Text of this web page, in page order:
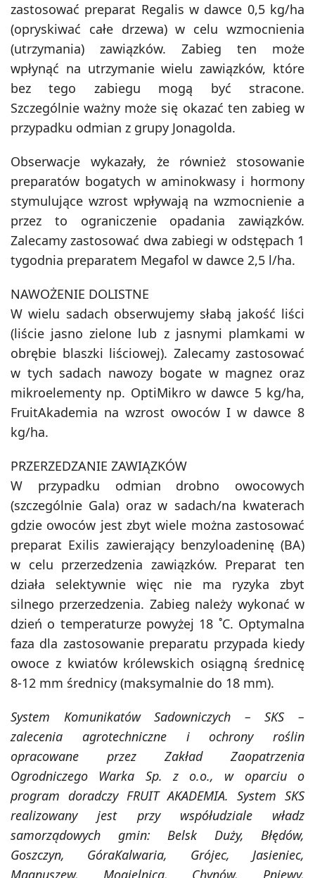
zastosować preparat Regalis w dawce 0,5 kg/ha
(opryskiwać całe drzewa) w celu wzmocnienia
(utrzymania) zawiązków. Zabieg ten może
wpłynąć na utrzymanie wielu zawiązków, które
bez tego zabiegu mogą być stracone.
Szczególnie ważny może się okazać ten zabieg w
przypadku odmian z grupy Jonagolda.
Obserwacje wykazały, że również stosowanie
preparatów bogatych w aminokwasy i hormony
stymulujące wzrost wpływają na wzmocnienie a
przez to ograniczenie opadania zawiązków.
Zalecamy zastosować dwa zabiegi w odstępach 1
tygodnia preparatem Megafol w dawce 2,5 l/ha.
NAWOŻENIE DOLISTNE
W wielu sadach obserwujemy słabą jakość liści
(liście jasno zielone lub z jasnymi plamkami w
obrębie blaszki liściowej). Zalecamy zastosować
w tych sadach nawozy bogate w magnez oraz
mikroelementy np. OptiMikro w dawce 5 kg/ha,
FruitAkademia na wzrost owoców I w dawce 8
kg/ha.
PRZERZEDZANIE ZAWIĄZKÓW
W przypadku odmian drobno owocowych
(szczególnie Gala) oraz w sadach/na kwaterach
gdzie owoców jest zbyt wiele można zastosować
preparat Exilis zawierający benzyloadeninę (BA)
w celu przerzedzenia zawiązków. Preparat ten
działa selektywnie więc nie ma ryzyka zbyt
silnego przerzedzenia. Zabieg należy wykonać w
dzień o temperaturze powyżej 18 ˚C. Optymalna
faza dla zastosowanie preparatu przypada kiedy
owoce z kwiatów królewskich osiągną średnicę
8-12 mm średnicy (maksymalnie do 18 mm).
System Komunikatów Sadowniczych – SKS –
zalecenia agrotechniczne i ochrony roślin
opracowane przez Zakład Zaopatrzenia
Ogrodniczego Warka Sp. z o.o., w oparciu o
program doradczy FRUIT AKADEMIA. System SKS
realizowany jest przy współudziale władz
samorządowych gmin: Belsk Duży, Błędów,
Goszczyn, GóraKalwaria, Grójec, Jasieniec,
Magnuszew, Mogielnica, Chynów, Pniewy,